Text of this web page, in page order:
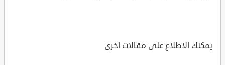
يمكنك الاطلاع على مقالات اخرى